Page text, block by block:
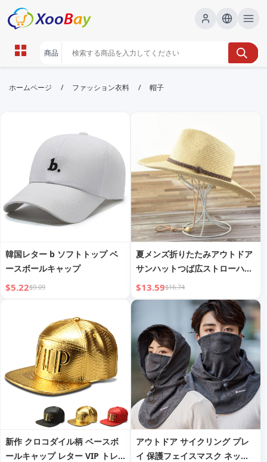
帽子 | XOOBAY B2B/B2C Marketplace
帽子の選び方やスタイル提案を詳しく解説。季節別コーディネート、素
材と機能、カラー選びのポイントを網羅します。
ホームページ / ファッション衣料 / 帽子
韓国レター b ソフトトップ ベ
ースボールキャップ
$5.22$9.09
夏メンズ折りたたみアウトドア
サンハットつば広ストローハッ
ト
$13.59$16.74
新作 クロコダイル柄 ベースボ
ールキャップ レター VIP トレ
アウトドア サイクリング プレ
イ 保護フェイスマスク ネック